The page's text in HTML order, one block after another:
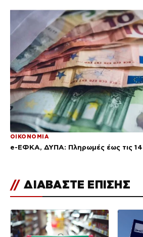
ΟΙΚΟΝΟΜΙΑ
e-ΕΦΚΑ, ΔΥΠΑ: Πληρωμές έως τις
// ΔΙΑΒΑΣΤΕ ΕΠΙΣΗΣ